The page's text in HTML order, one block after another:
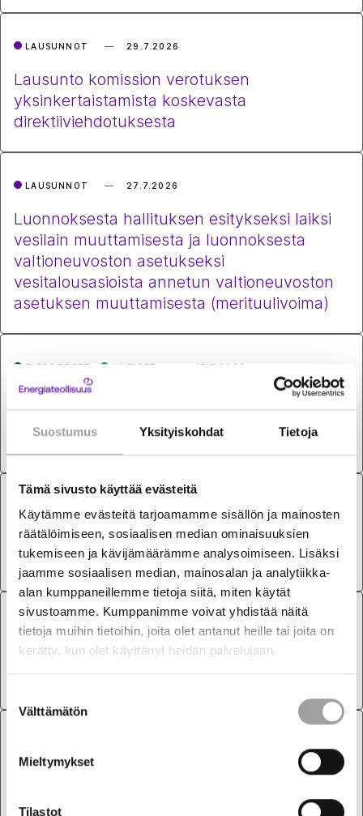
Suostumus Yksityiskohdat Tietoja
Tämä sivusto käyttää evästeitä
Käytämme evästeitä tarjoamamme sisällön ja mainosten
räätälöimiseen, sosiaalisen median ominaisuuksien
tukemiseen ja kävijämäärämme analysoimiseen. Lisäksi
jaamme sosiaalisen median, mainosalan ja analytiikka-
alan kumppaneillemme tietoja siitä, miten käytät
sivustoamme. Kumppanimme voivat yhdistää näitä
tietoja muihin tietoihin, joita olet antanut heille tai joita on
kerätty, kun olet käyttänyt heidän palvelujaan.
valinta
Välttämätön
Mieltymykset
Tilastot
LAUSUNNOT 29.7.2026
Lausunto komission verotuksen
yksinkertaistamista koskevasta
direktiiviehdotuksesta
LAUSUNNOT 27.7.2026
Luonnoksesta hallituksen esitykseksi laiksi
vesilain muuttamisesta ja luonnoksesta
valtioneuvoston asetukseksi
vesitalousasioista annetun valtioneuvoston
asetuksen muuttamisesta (merituulivoima)
TIEDOTTEET UUTISET 17.7.2026
Komissio haluaa sähköistää Euroopan
päästökauppa on tähän paras ohjauskeino
Lausunto ulkomaisten sijoitusten
seurannasta ja lupamenettelyistä
LAUSUNNOT 1.7.2026
Finnish Energy response on Nature
Directives – Targeted survey Stress test